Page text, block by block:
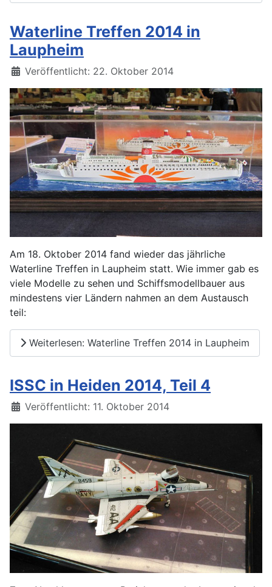
Waterline Treffen 2014 in
Laupheim
Details
Veröffentlicht: 22. Oktober 2014
Am 18. Oktober 2014 fand wieder das jährliche
Waterline Treffen in Laupheim statt. Wie immer gab es
viele Modelle zu sehen und Schiffsmodellbauer aus
mindestens vier Ländern nahmen an dem Austausch
teil:
Weiterlesen: Waterline Treffen 2014 in Laupheim
ISSC in Heiden 2014, Teil 4
Details
Veröffentlicht: 11. Oktober 2014